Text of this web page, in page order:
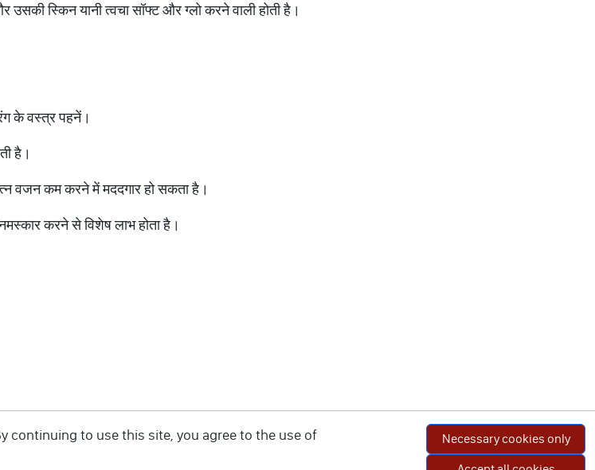
स्किन यानी त्वचा सॉफ्ट और ग्लो करने वाली होती है।
के वस्त्र पहनें।
है।
वजन कम करने में मददगार हो सकता है।
करने से विशेष लाभ होता है।
continuing to use this site, you agree to the use of
Necessary cookies only